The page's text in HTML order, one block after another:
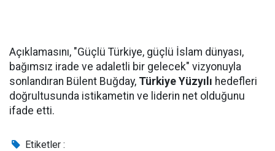
Açıklamasını, "Güçlü Türkiye, güçlü İslam dünyası,
bağımsız irade ve adaletli bir gelecek" vizyonuyla
sonlandıran Bülent Buğday, Türkiye Yüzyılı hedefleri
doğrultusunda istikametin ve liderin net olduğunu
ifade etti.
Etiketler :